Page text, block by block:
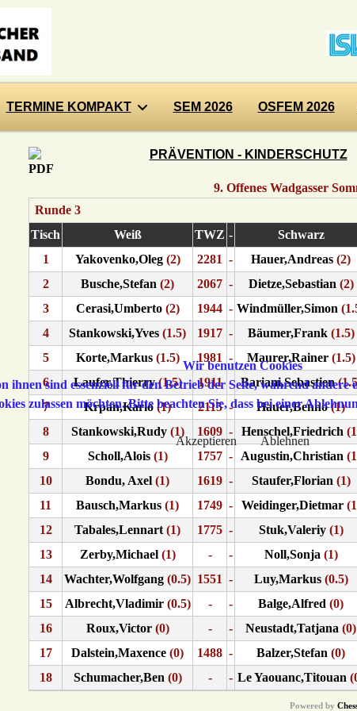
TERMINE KOMPAKT SEM 2026 OSFEM 2026
PRÄVENTION - KINDERSCHUTZ
9. Offenes Wadgasser
Runde 3
Tisch
Weiß TWZ - Schwarz
1
Yakovenko,Oleg(2) 2281 - Hauer,Andreas (2)
2
Busche,Stefan (2) 2067 - Dietze,Sebastian (2)
3
Cerasi,Umberto(2) 1944 - Windmüller,Simon
4
Stankowski,Yves (1.5) 1917 - Bäumer,Frank(1.5)
5
Korte,Markus(1.5) 1981 - Maurer,Rainer(1.5)
6
Laufer,Thierry(1.5) 1911 - Bariani,Sebastien
7
Krpan,Karlo (1) 2115 - Hauer,Benno(1)
8
Stankowski,Rudy(1) 1609 - Henschel,Friedrich
9
Scholl,Alois(1) 1757 - Augustin,Christian
10
Bondu, Axel (1) 1619 - Staufer,Florian (1)
11
Bausch,Markus (1) 1749 - Weidinger,Dietmar
12
Tabales,Lennart (1) 1775 - Stuk,Valeriy(1)
13
Zerby,Michael(1) - - Noll,Sonja (1)
14
Wachter,Wolfgang (0.5) 1551 - Luy,Markus(0.5)
15
Albrecht,Vladimir(0.5) - - Balge,Alfred (0)
16
Roux,Victor(0) - - Neustadt,Tatjana (0)
17
Dalstein,Maxence (0) 1488 - Balzer,Stefan (0)
18
Schumacher,Ben (0) - - Le Yaouanc,Titouan
Powered by
Wir benutzen Cookies
ihnen sind essenziell für den Betrieb der Seite, während
zulassen möchten. Bitte beachten Sie, dass bei einer
Akzeptieren Ablehnen